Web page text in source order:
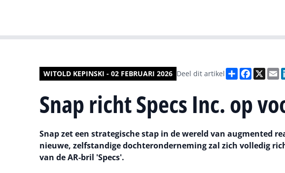
WITOLD KEPINSKI - 02 FEBRUARI 2026 Deel dit artikel Deel X
Snap richt Specs Inc. op
Snap zet een strategische stap in de wereld van augmented
nieuwe, zelfstandige dochteronderneming zal zich volledig
van de AR-bril 'Specs'.